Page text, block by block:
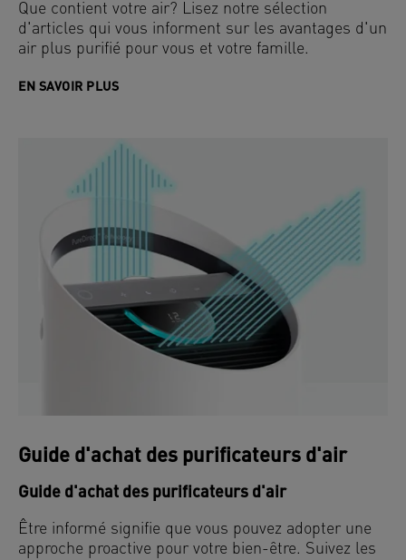
Que contient votre air? Lisez notre sélection
d'articles qui vous informent sur les avantages d'un
air plus purifié pour vous et votre famille.
EN SAVOIR PLUS
Guide d'achat des purificateurs d'air
Guide d'achat des purificateurs d'air
Être informé signifie que vous pouvez adopter une
approche proactive pour votre bien-être. Suivez les